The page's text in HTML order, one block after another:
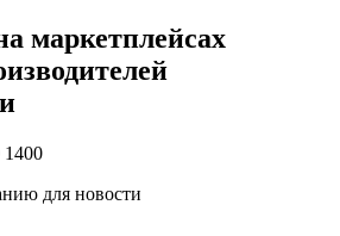
маркетплейсах
1400